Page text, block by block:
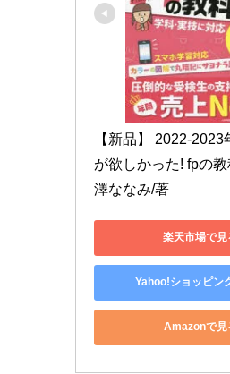
【新品】 2022-2023
が欲しかった! fpの
澤ななみ/著
楽天市場で見
Yahoo!ショッピン
Amazonで見